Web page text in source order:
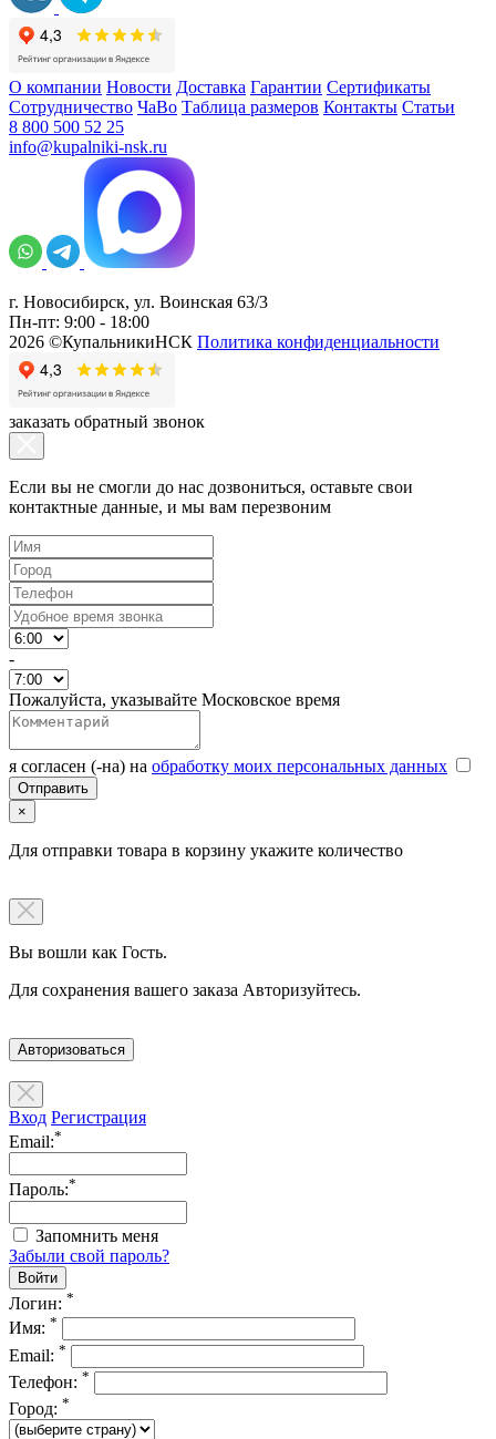
О компании Новости Доставка Гарантии Сертификаты
Сотрудничество ЧаВо Таблица размеров Контакты Статьи
8 800 500 52 25
info@kupalniki-nsk.ru
г. Новосибирск, ул. Воинская 63/3
Пн-пт: 9:00 - 18:00
2026 ©КупальникиНСК Политика конфиденциальности
заказать обратный звонок
Если вы не смогли до нас дозвониться, оставьте свои
контактные данные, и мы вам перезвоним
-
Пожалуйста, указывайте Московское время
я согласен (-на) на обработку моих персональных данных
×
Для отправки товара в корзину укажите количество
Вы вошли как Гость.
Для сохранения вашего заказа Авторизуйтесь.
Авторизоваться
Вход Регистрация
Email:*
Пароль:*
Запомнить меня
Забыли свой пароль?
Логин: *
Имя: *
Email: *
Телефон: *
Город: *